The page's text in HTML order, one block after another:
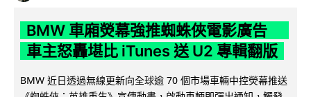
BMW 車廂熒幕強推蜘蛛俠電影廣告
車主怒轟堪比 iTunes 送 U2 專輯翻版
BMW 近日透過無線更新向全球逾 70 個市場車輛中控熒幕推送